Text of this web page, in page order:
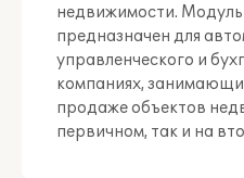
недвижимости. Модуль
предназначен для
управленческого и
компаниях,
продаже объектов
первичном, так и на